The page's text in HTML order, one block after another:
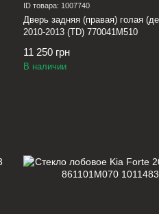
ID товара: 1007740
Дверь задняя (правая) голая
2010-2013 (TD) 770041M510
11 250 грн
В наличии